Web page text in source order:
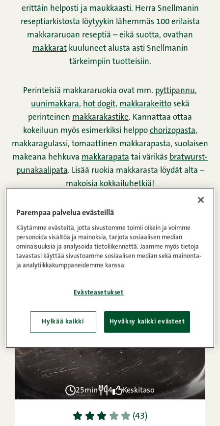
erittäin helposti ja maukkaasti. Herra Snellmanin
reseptiarkistosta löytyykin lähemmäs 100 erilaista
makkararuoan reseptiä – eikä suotta, ovathan
makkaratkuuluneet alusta asti Snellmanin
tärkeimpiin tuotteisiin.
Perinteisiä makkararuokia ovat mm. pyttipannu,
uunimakkara, hot dogit, makkarakeittosekä
perinteinen makkarakastike. Kannattaa ottaa
kokeiluun myös esimerkiksi helppo chorizopasta,
makkaragulassi, tomaattinen makkarapasta, suolaisen
makeana hehkuva makkarapata tai värikäs bratwurst-
punakaalipata. Lisää ruokia makkarasta löydät alta –
makoisia kokkailuhetkiä!
GRILLIMAKKARAT
ALL NATURAL NAKIT HODARIT
25min 4 Keskitaso
1 2 3 4 5 (43)
Parempaa palvelua evästeillä
Käytämme evästeitä, jotta sivustomme toimii oikein ja voimme
personoida sisältöä ja mainoksia, tarjota sosiaalisen median
ominaisuuksia ja analysoida tietoliikennettä. Jaamme myös tietoja
tavastasi käyttää sivustoamme sosiaalisen median sekä mainonta-
ja analytiikkakumppaneidemme kanssa.
Evästeasetukset
Hylkää kaikki Hyväksy kaikki evästeet